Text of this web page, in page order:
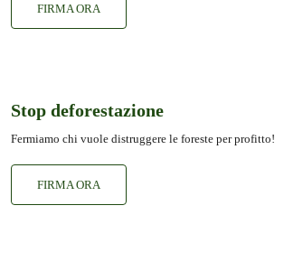
FIRMA ORA
Stop deforestazione
Fermiamo chi vuole distruggere le foreste per profitto!
FIRMA ORA